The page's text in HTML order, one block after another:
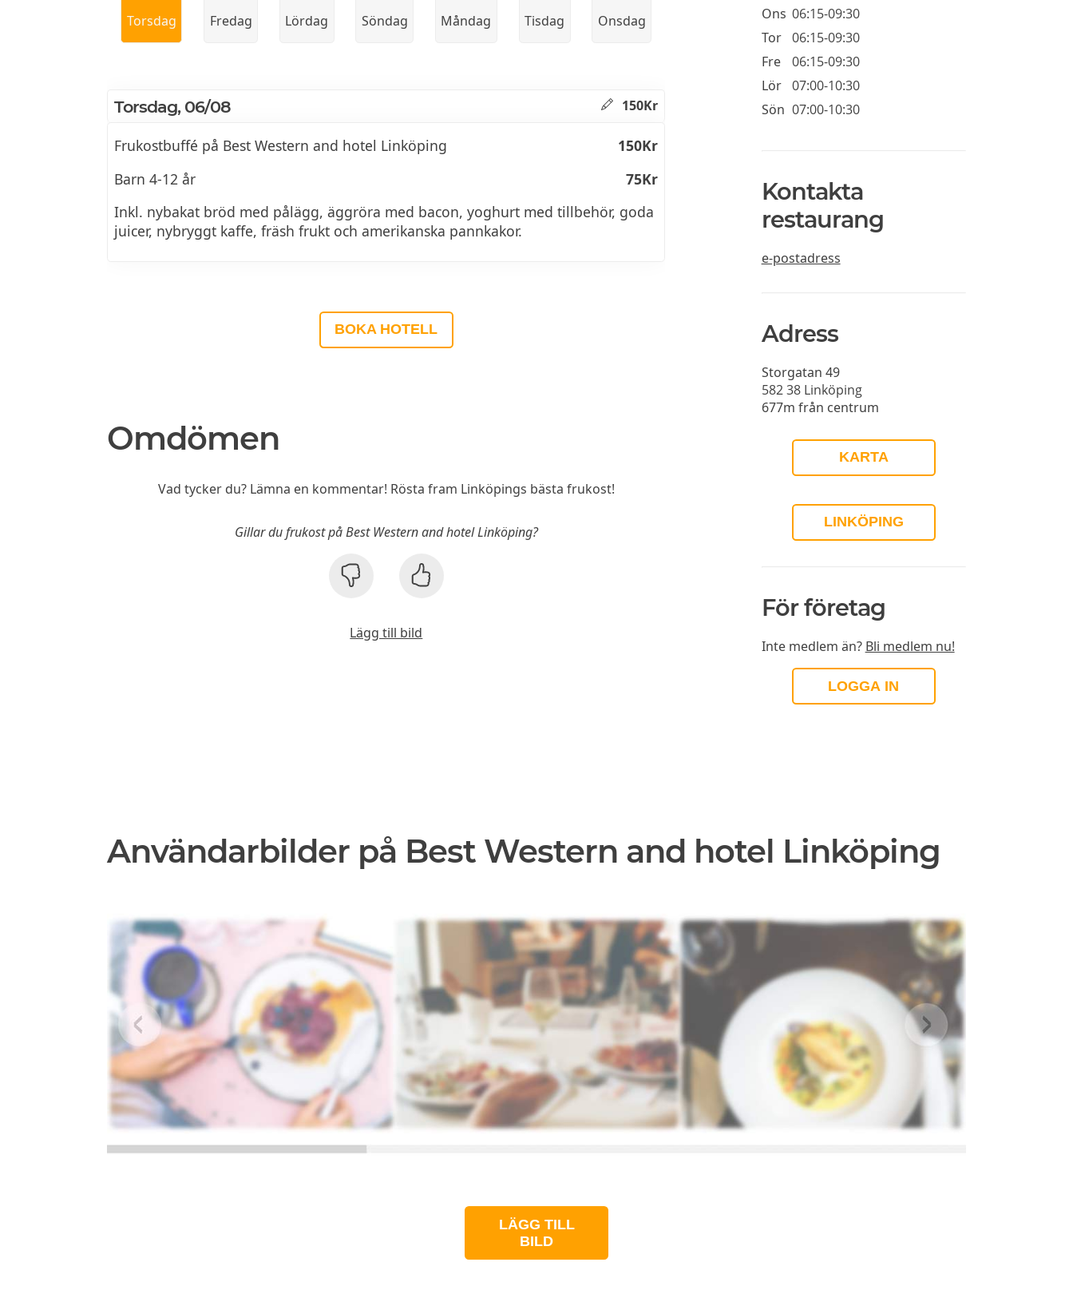
Torsdag Fredag Lördag Söndag Måndag Tisdag Onsdag
Torsdag, 06/08 150Kr
Frukostbuffé på Best Western and hotel Linköping
150Kr
Barn 4-12 år
75Kr
Inkl. nybakat bröd med pålägg, äggröra med bacon, yoghurt med tillbehör, goda
juicer, nybryggt kaffe, fräsh frukt och amerikanska pannkakor.
BOKA HOTELL
Omdömen
Vad tycker du? Lämna en kommentar! Rösta fram Linköpings bästa frukost!
Gillar du frukost på Best Western and hotel Linköping?
Lägg till bild
Ons 06:15-09:30
Tor
06:15-09:30
Fre
06:15-09:30
Lör
07:00-10:30
Sön 07:00-10:30
Kontakta
restaurang
e-postadress
Adress
Storgatan 49
582 38 Linköping
677m från centrum
KARTA
LINKÖPING
För företag
Inte medlem än? Bli medlem nu!
LOGGA IN
Användarbilder på Best Western and hotel Linköping
LÄGG TILL
BILD